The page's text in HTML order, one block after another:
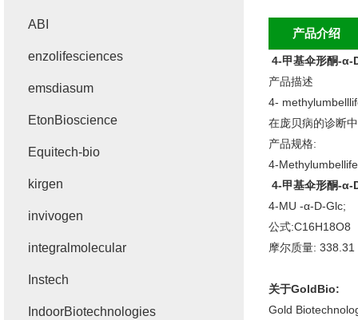
产品介绍
4-甲基伞形酮-α-
产品描述
4-
在庞贝病的诊断
产品规格:
4-
4-甲基伞形酮-α-
4-MU -α-D-Glc;
公式:C16H18O8
摩尔质量: 338.31
关于GoldBio:
Gold
ABI
enzolifesciences
emsdiasum
EtonBioscience
Equitech-bio
kirgen
invivogen
integralmolecular
Instech
IndoorBiotechnologies